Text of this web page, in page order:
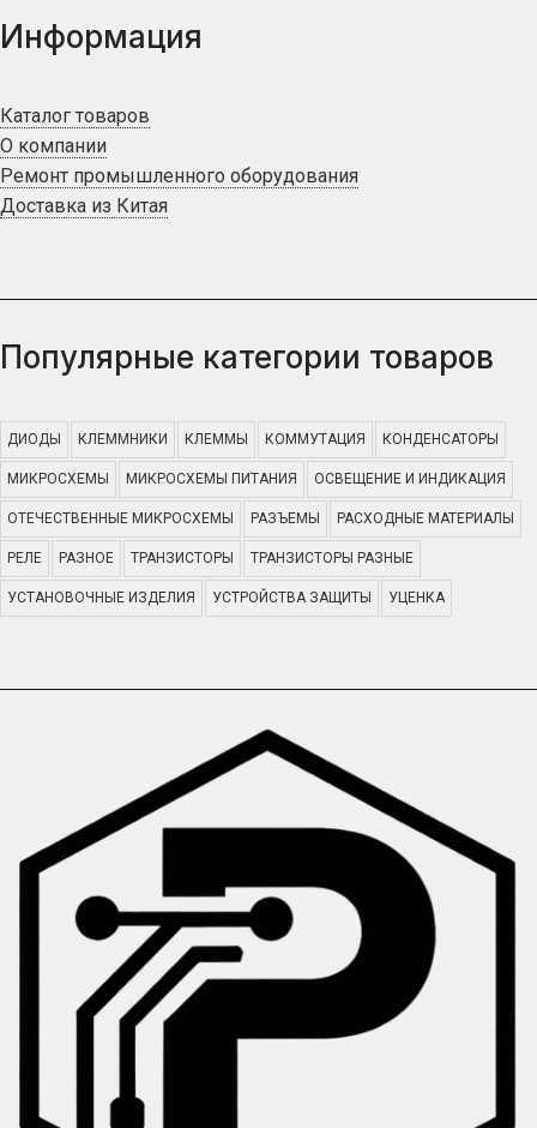
Информация
Каталог товаров
О компании
Ремонт промышленного оборудования
Доставка из Китая
Популярные категории товаров
ДИОДЫ КЛЕММНИКИ КЛЕММЫ КОММУТАЦИЯ КОНДЕНСАТОРЫ
МИКРОСХЕМЫ МИКРОСХЕМЫ ПИТАНИЯ ОСВЕЩЕНИЕ И ИНДИКАЦИЯ
ОТЕЧЕСТВЕННЫЕ МИКРОСХЕМЫ РАЗЪЕМЫ РАСХОДНЫЕ МАТЕРИАЛЫ
РЕЛЕ РАЗНОЕ ТРАНЗИСТОРЫ ТРАНЗИСТОРЫ РАЗНЫЕ
УСТАНОВОЧНЫЕ ИЗДЕЛИЯ УСТРОЙСТВА ЗАЩИТЫ УЦЕНКА